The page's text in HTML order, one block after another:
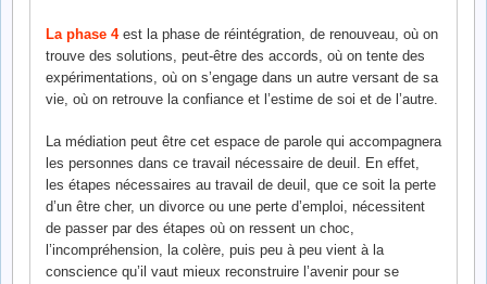
La phase 4 est la phase de réintégration, de renouveau, où on
trouve des solutions, peut-être des accords, où on tente des
expérimentations, où on s’engage dans un autre versant de sa
vie, où on retrouve la confiance et l’estime de soi et de l’autre.
La médiation peut être cet espace de parole qui accompagnera
les personnes dans ce travail nécessaire de deuil. En effet,
les étapes nécessaires au travail de deuil, que ce soit la perte
d’un être cher, un divorce ou une perte d’emploi, nécessitent
de passer par des étapes où on ressent un choc,
l’incompréhension, la colère, puis peu à peu vient à la
conscience qu’il vaut mieux reconstruire l’avenir pour se